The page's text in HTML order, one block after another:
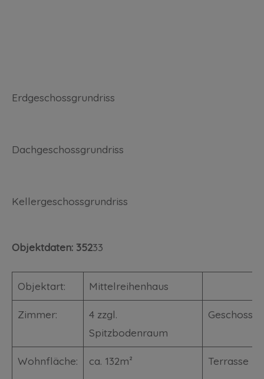
Erdgeschossgrundriss
Dachgeschossgrundriss
Kellergeschossgrundriss
Objektdaten: 35233
Objektart: Mittelreihenhaus
Zimmer:
4 zzgl.
Spitzbodenraum
Geschosse:
Wohnfläche: ca. 132m² Terrasse